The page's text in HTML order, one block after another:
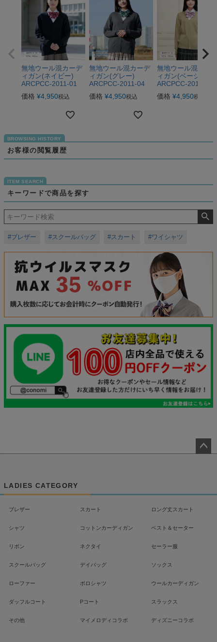
無地ウール混カーデ
ィガン(ネイビー)
ARCPCC-2011-01
価格 ¥4,950税込
無地ウール混カーデ
ィガン(グレー)
ARCPCC-2011-04
価格 ¥4,950税込
無地ウール混カー
ィガン(ベージュ)
ARCPCC-2011-05
価格 ¥4,950税込
お客様の閲覧履歴
キーワードで商品を探す
#ブレザー #スクールバッグ #スカート #ワイシャツ
LADIES CATEGORY
ブレザー スカート ロング丈スカート
シャツ コットンカーディガン ベスト＆セーター
リボン ネクタイ セーラー服
スクールバッグ デイバッグ ソックス
ローファー ポロシャツ ウールカーディガン
ダッフルコート Pコート スラックス
その他 マイメロディコラボ ディズニーコラボ